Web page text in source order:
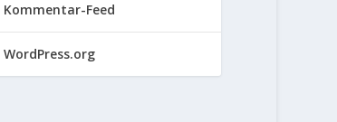
Kommentar-Feed
WordPress.org